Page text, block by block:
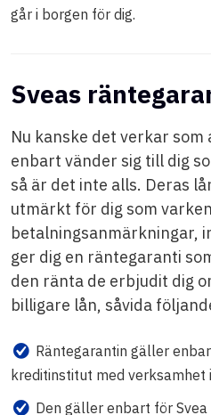
går i borgen för dig.
Sveas
Nu kanske det verkar som
enbart vänder sig till dig
så är det inte alls. Deras
utmärkt för dig som
betalningsanmärkningar,
ger dig en räntegaranti
den ränta de erbjudit dig
billigare lån, såvida
Räntegarantin gäller
kreditinstitut med verksamhet
Den gäller enbart för